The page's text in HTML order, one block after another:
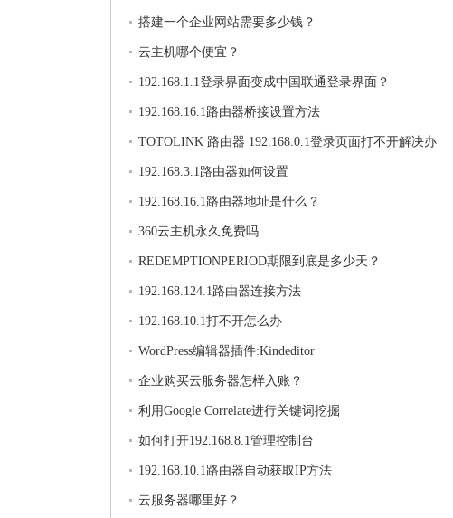
搭建一个企业网站需要多少钱？
云主机哪个便宜？
192.168.1.1登录界面变成中国联通登录界面？
192.168.16.1路由器桥接设置方法
TOTOLINK 路由器 192.168.0.1登录页面打不开解决办
法
192.168.3.1路由器如何设置
192.168.16.1路由器地址是什么？
360云主机永久免费吗
REDEMPTIONPERIOD期限到底是多少天？
192.168.124.1路由器连接方法
192.168.10.1打不开怎么办
WordPress编辑器插件:Kindeditor
企业购买云服务器怎样入账？
利用Google Correlate进行关键词挖掘
如何打开192.168.8.1管理控制台
192.168.10.1路由器自动获取IP方法
云服务器哪里好？